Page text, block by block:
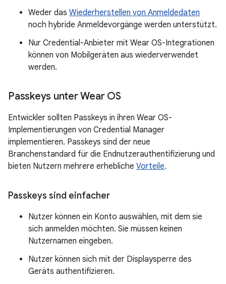
Weder das Wiederherstellen von Anmeldedaten
noch hybride Anmeldevorgänge werden unterstützt.
Nur Credential-Anbieter mit Wear OS-Integrationen
können von Mobilgeräten aus wiederverwendet
werden.
Passkeys unter Wear OS
Entwickler sollten Passkeys in ihren Wear OS-
Implementierungen von Credential Manager
implementieren. Passkeys sind der neue
Branchenstandard für die Endnutzerauthentifizierung und
bieten Nutzern mehrere erhebliche Vorteile.
Passkeys sind einfacher
Nutzer können ein Konto auswählen, mit dem sie
sich anmelden möchten. Sie müssen keinen
Nutzernamen eingeben.
Nutzer können sich mit der Displaysperre des
Geräts authentifizieren.